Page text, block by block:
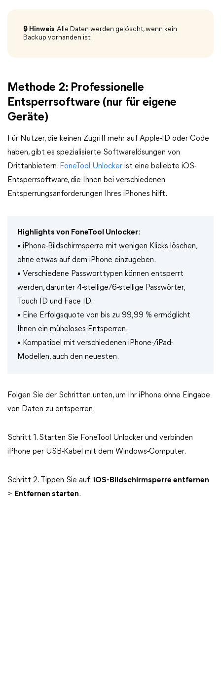
🔒 Hinweis: Alle Daten werden gelöscht, wenn kein
Backup vorhanden ist.
Methode 2: Professionelle
Entsperrsoftware (nur für eigene
Geräte)
Für Nutzer, die keinen Zugriff mehr auf Apple-ID oder Code
haben, gibt es spezialisierte Softwarelösungen von
Drittanbietern. FoneTool Unlocker ist eine beliebte iOS-
Entsperrsoftware, die Ihnen bei verschiedenen
Entsperrungsanforderungen Ihres iPhones hilft.
Highlights von FoneTool Unlocker:
• iPhone-Bildschirmsperre mit wenigen Klicks löschen,
ohne etwas auf dem iPhone einzugeben.
• Verschiedene Passworttypen können entsperrt
werden, darunter 4-stellige/6-stellige Passwörter,
Touch ID und Face ID.
• Eine Erfolgsquote von bis zu 99,99 % ermöglicht
Ihnen ein müheloses Entsperren.
• Kompatibel mit verschiedenen iPhone-/iPad-
Modellen, auch den neuesten.
Folgen Sie der Schritten unten, um Ihr iPhone ohne Eingabe
von Daten zu entsperren.
Schritt 1. Starten Sie FoneTool Unlocker und verbinden
iPhone per USB-Kabel mit dem Windows-Computer.
Schritt 2. Tippen Sie auf: iOS-Bildschirmsperre entfernen
> Entfernen starten.